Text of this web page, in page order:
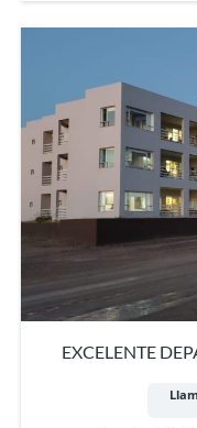
EXCELENTE